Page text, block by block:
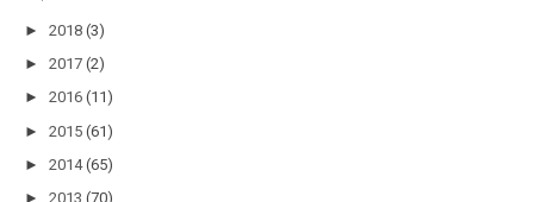
► 2018 (3)
► 2017 (2)
► 2016 (11)
► 2015 (61)
► 2014 (65)
► 2013 (70)